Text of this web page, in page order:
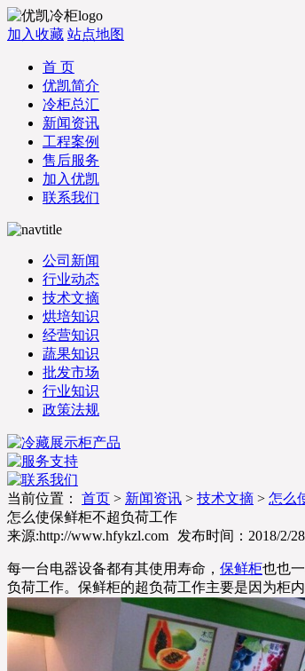
加入收藏 站点地图
首 页
优凯简介
冷柜总汇
新闻资讯
工程案例
售后服务
加入优凯
联系我们
公司新闻
行业动态
技术文摘
烘培知识
经营知识
蔬果知识
批发市场
行业知识
政策法规
当前位置： 首页 > 新闻资讯 > 技术文摘 > 怎么
怎么使保鲜柜不超负荷工作
来源:http://www.hfykzl.com
发布时间： 2018/2/
每一台电器设备都有其使用寿命， 保鲜柜也也
负荷工作。保鲜柜的超负荷工作主要是因为柜